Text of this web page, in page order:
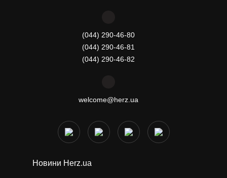
(044) 290-46-80
(044) 290-46-81
(044) 290-46-82
welcome@herz.ua
Новини Herz.ua